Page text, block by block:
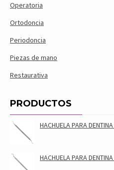
Operatoria
Ortodoncia
Periodoncia
Piezas de mano
Restaurativa
PRODUCTOS
HACHUELA PARA
HACHUELA PARA